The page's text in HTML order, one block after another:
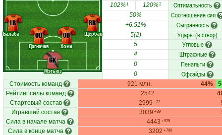
Мэтьюз
Балаба
Дагначев
Хоме
Щербак
GK
LB
CD
CD
RB
102%1 120%2 Оптимальность
50% Соотношение сил
+6.51% Сыгранность
5(2) Удары (в створ)
5 Угловые
4 Штрафные
0 Пенальти
0 Офсайды
Стоимость команд 921 млн. 44%
Рейтинг силы команд
2542
Стартовый состав
2999 +22
Игравший состав
3039 +39
Сила в начале матча
4443 +925
Сила в конце матча 3202 +796